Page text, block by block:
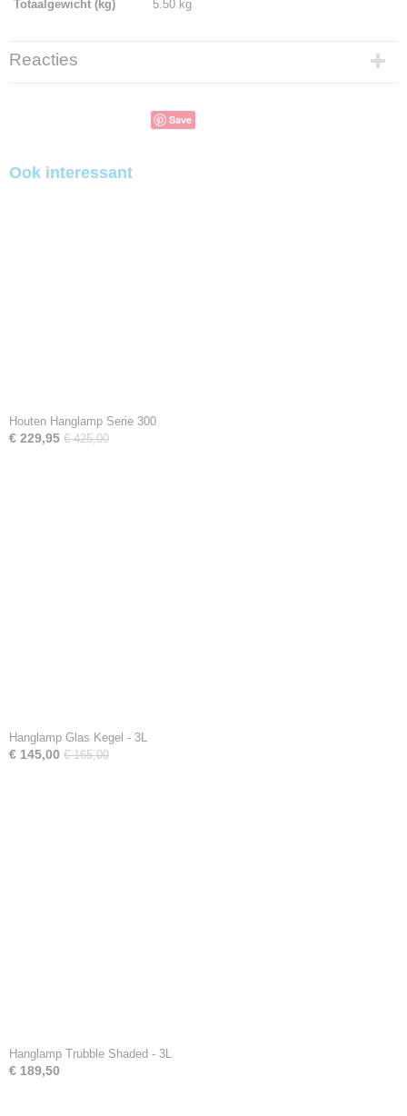
Totaalgewicht (kg) 5.50 kg
Reacties
Save
Ook interessant
Houten Hanglamp Serie 300
€ 229,95 € 425,00
Hanglamp Glas Kegel - 3L
€ 145,00 € 165,00
Hanglamp Trubble Shaded - 3L
€ 189,50